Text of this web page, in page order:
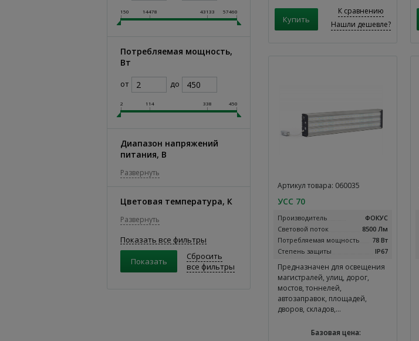
150 14478 43133 57460
Потребляемая мощность,
Вт
от до
2 114 338 450
Диапазон напряжений
питания, В
Развернуть
Цветовая температура, К
Развернуть
Показать все фильтры
Сбросить
все фильтры
К сравнению
Нашли дешевле?
Артикул товара: 060035
УСС 70
Производитель
ФОКУС
Световой поток
8500 Лм
Потребляемая мощность
78 Вт
Степень защиты
IP67
Предназначен для освещения
магистралей, улиц, дорог,
мостов, тоннелей,
автозаправок, площадей,
дворов, складов,…
Базовая цена: